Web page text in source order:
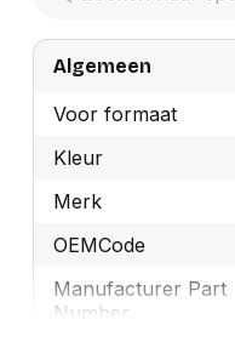
Algemeen
Voor formaat
Kleur
Merk
OEMCode
Manufacturer Part
Number